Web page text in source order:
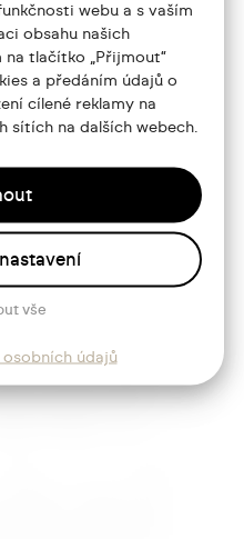
webu a s vaším
obsahu našich
tlačítko „Přijmout“
a předáním údajů o
cílené reklamy na
sítích na dalších webech.
vše
osobních údajů
mě